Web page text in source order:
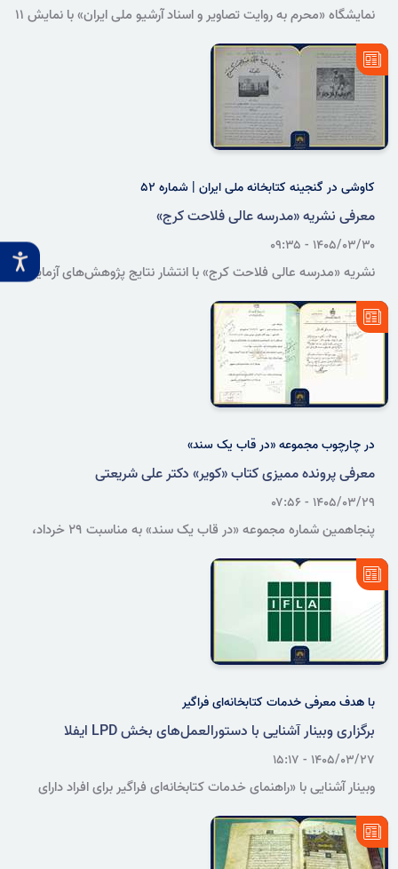
نمایشگاه «محرم به روایت تصاویر و اسناد آرشیو ملی ایران» با نمایش ۱۱
اداری مرتبط با آیین‌های ماه محرم، در ساختمان آرشیو ملی ایران گشایش
یافت.
کاوشی در گنجینه کتابخانه ملی ایران | شماره ۵۲
معرفی نشریه «مدرسه عالی فلاحت کرج»
۱۴۰۵/۰۳/۳۰ - ۰۹:۳۵
نشریه «مدرسه عالی فلاحت کرج» با انتشار نتایج پژوهش‌های
بخشی از روند شکل‌گیری آموزش نوین کشاورزی در ایران را بازتاب می‌دهد.
در چارچوب مجموعه «در قاب یک سند»
معرفی پرونده ممیزی کتاب «کویر» دکتر علی شریعتی
۱۴۰۵/۰۳/۲۹ - ۰۷:۵۶
پنجاهمین شماره مجموعه «در قاب یک سند» به مناسبت ۲۹ خرداد،
وزارت فرهنگ درخصوص ممیزی کتاب کویر نوشته دکتر شریعتی»
اختصاص یافته است.
با هدف معرفی خدمات کتابخانه‌ای فراگیر
برگزاری وبینار آشنایی با دستورالعمل‌های بخش LPD ایفلا
۱۴۰۵/۰۳/۲۷ - ۱۵:۱۷
وبینار آشنایی با «راهنمای خدمات کتابخانه‌ای فراگیر برای افراد دارای